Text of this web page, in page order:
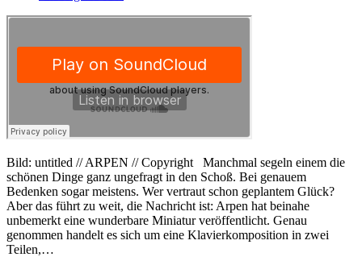
Bild: untitled // ARPEN // Copyright Manchmal segeln einem die
schönen Dinge ganz ungefragt in den Schoß. Bei genauem
Bedenken sogar meistens. Wer vertraut schon geplantem Glück?
Aber das führt zu weit, die Nachricht ist: Arpen hat beinahe
unbemerkt eine wunderbare Miniatur veröffentlicht. Genau
genommen handelt es sich um eine Klavierkomposition in zwei
Teilen,…